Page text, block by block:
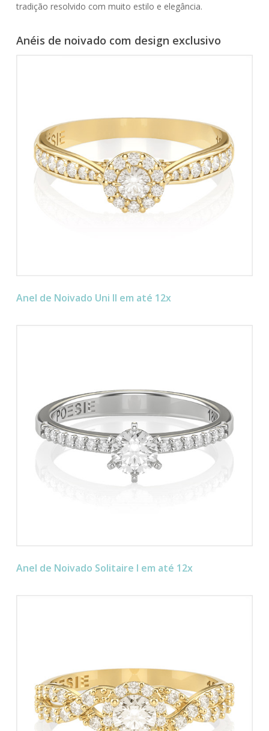
tradição resolvido com muito estilo e elegância.
Anéis de noivado com design exclusivo
Anel de Noivado Uni II em até 12x
Anel de Noivado Solitaire I em até 12x